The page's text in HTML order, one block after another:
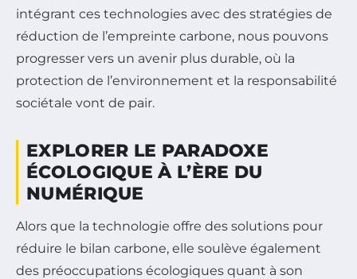
intégrant ces technologies avec des stratégies de
réduction de l’empreinte carbone, nous pouvons
progresser vers un avenir plus durable, où la
protection de l’environnement et la responsabilité
sociétale vont de pair.
EXPLORER LE PARADOXE
ÉCOLOGIQUE À L’ÈRE DU
NUMÉRIQUE
Alors que la technologie offre des solutions pour
réduire le bilan carbone, elle soulève également
des préoccupations écologiques quant à son